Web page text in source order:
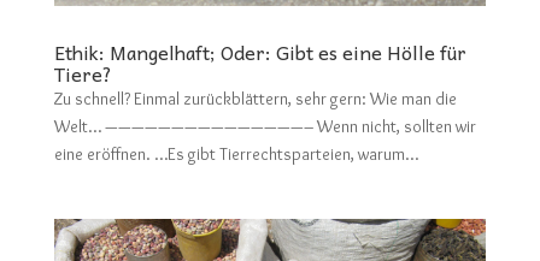
Ethik: Mangelhaft; Oder: Gibt es eine Hölle für
Tiere?
Zu schnell? Einmal zurückblättern, sehr gern: Wie man die
Welt… ———————————————– Wenn nicht, sollten wir
eine eröffnen. …Es gibt Tierrechtsparteien, warum...